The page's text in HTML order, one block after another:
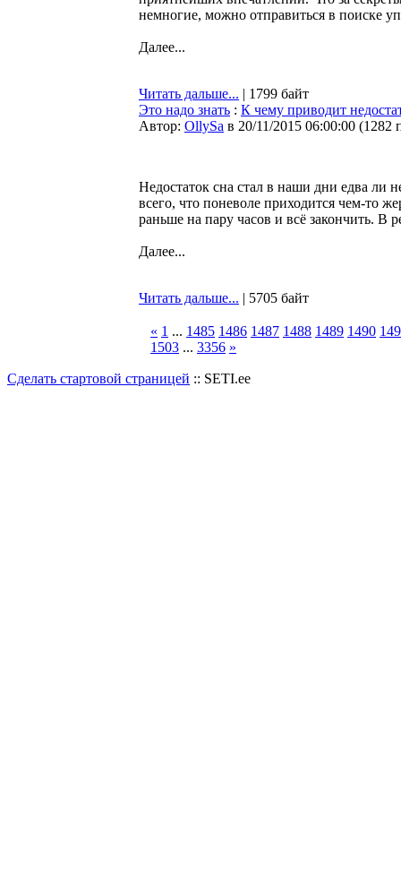
немногие, можно отправиться в поиске
Далее...
Читать дальше... | 1799 байт
Это надо знать : К чему приводит
Автор: OllySa в 20/11/2015 06:00:00 (1282
Недостаток сна стал в наши дни едва ли
всего, что поневоле приходится чем-то
раньше на пару часов и всё закончить. В
Далее...
Читать дальше... | 5705 байт
« 1 ... 1485 1486 1487 1488 1489 1490
1503 ... 3356 »
Сделать стартовой страницей :: SETI.ee